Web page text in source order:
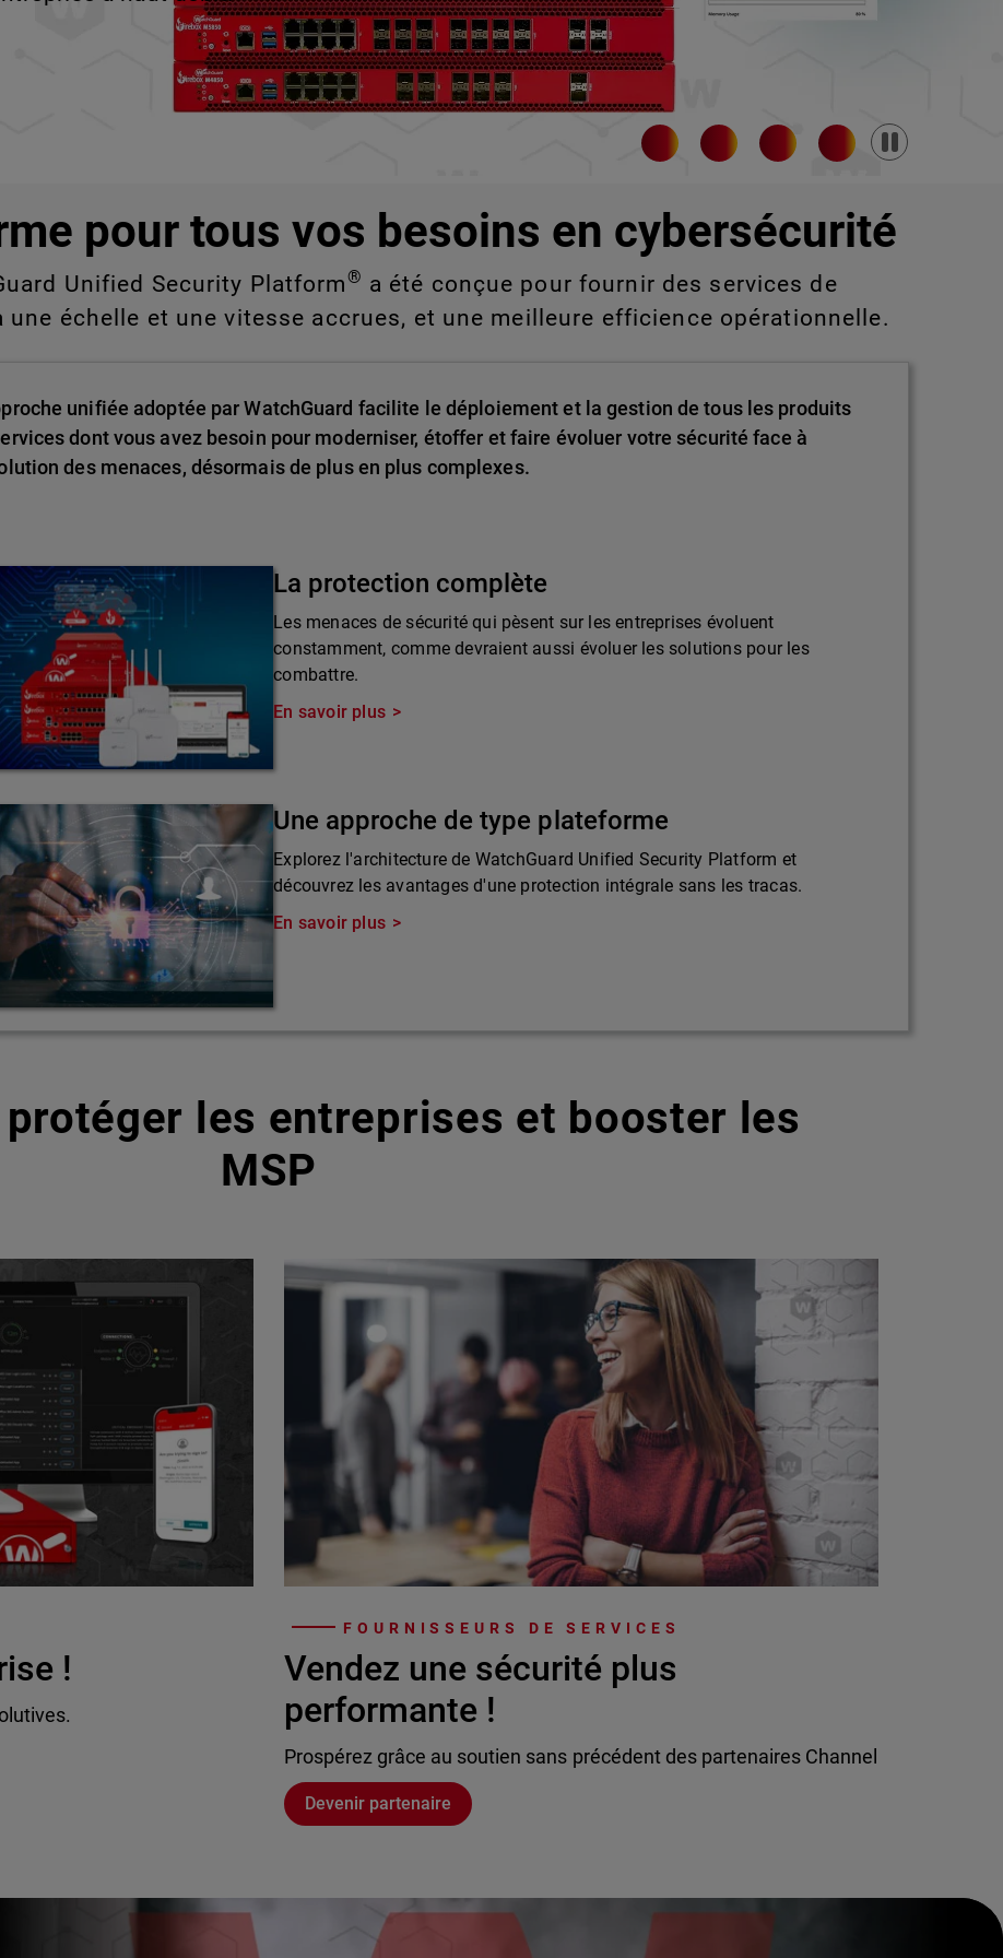
vous ne pouvez pas
échelle.
Pause
pour tous vos besoins en cybersécurité
Unified Security Platform® a été conçue pour fournir des services de
échelle et une vitesse accrues, et une meilleure efficience opérationnelle.
unifiée adoptée par WatchGuard facilite le déploiement et la gestion de tous les produits
dont vous avez besoin pour moderniser, étoffer et faire évoluer votre sécurité face à
des menaces, désormais de plus en plus complexes.
La protection complète
Les menaces de sécurité qui pèsent sur les entreprises évoluent
constamment, comme devraient aussi évoluer les solutions pour les
combattre.
En savoir plus
Une approche de type plateforme
Explorez l'architecture de WatchGuard Unified Security Platform et
découvrez les avantages d'une protection intégrale sans les tracas.
En savoir plus
protéger les entreprises et booster les
MSP
!
FOURNISSEURS DE SERVICES
Vendez une sécurité plus
performante !
Prospérez grâce au soutien sans précédent des partenaires Channel
Devenir partenaire